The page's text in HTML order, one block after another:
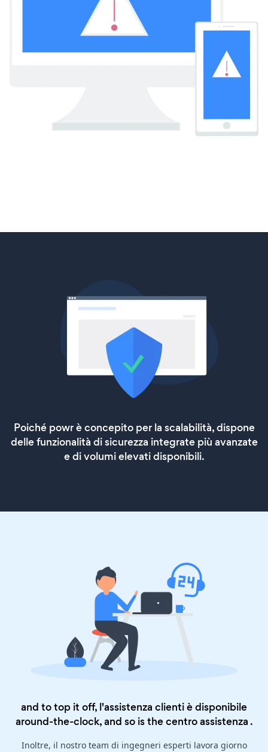
Poiché powr è concepito per la scalabilità, dispone
delle funzionalità di sicurezza integrate più avanzate
e di volumi elevati disponibili.
and to top it off, l'assistenza clienti è disponibile
around-the-clock, and so is thecentro assistenza .
Inoltre, il nostro team di ingegneri esperti lavora giorno